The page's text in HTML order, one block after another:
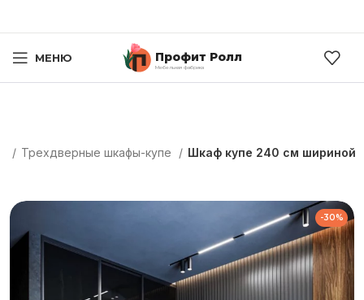
МЕНЮ Профит Ролл
Мебельная фабрика
Трехдверные шкафы-купе Шкаф купе 240 см шириной
-30%